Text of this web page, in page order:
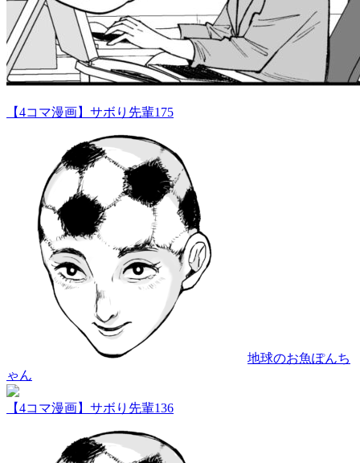
【4コマ漫画】サボり先輩175
地球のお魚ぽんち
ゃん
【4コマ漫画】サボり先輩136